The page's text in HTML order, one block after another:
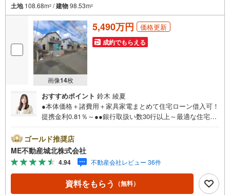
土地108.68m2 /建物98.53m2
画像14枚
5,490万円 価格更新
成約でもらえる
おすすめポイント 鈴木 綾夏
●本体価格＋諸費用＋家具家電まとめて住宅ローン借入可！
提携金利0.81％～●●銀行取扱い数30行以上～最適な住宅ロ
多数ございます！（1）勤続年数1ヶ月（2）自己資金0円
（3）産休/育休/契約社員/派遣社員/アルバイト/パート/独
身/自営業/経営者（4）延滞、滞納、個信アウト対応可
（5）収入合算や親子ローン（6）金融機関の借入まとめ
等、家具、家電、引越し費用等おまとめローン（7）永住権
無、持病あり、持ち家残債有でも相談可能●3つの安心サポ
ゴールド推奨店
ME不動産城北株式会社
4.94 不動産会社レビュー 36件
資料をもらう （無料）